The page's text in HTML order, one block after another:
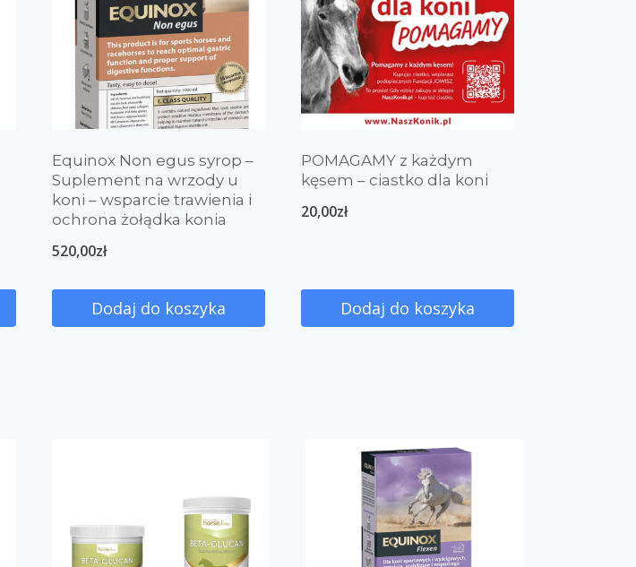
Equinox Non egus syrop –
Suplement na wrzody u
koni – wsparcie trawienia i
ochrona żołądka konia
520,00zł
Dodaj do koszyka
POMAGAMY z każdym
kęsem – ciastko dla koni
20,00zł
Dodaj do koszyka